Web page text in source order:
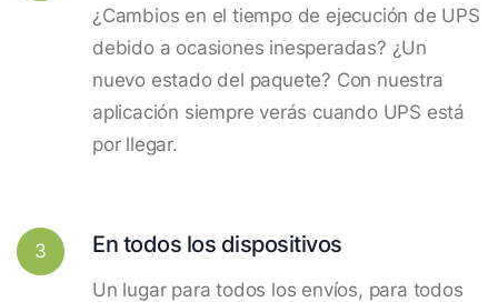
¿Cambios en el tiempo de ejecución de UPS
debido a ocasiones inesperadas? ¿Un
nuevo estado del paquete? Con nuestra
aplicación siempre verás cuando UPS está
por llegar.
3 En todos los dispositivos
Un lugar para todos los envíos, para todos